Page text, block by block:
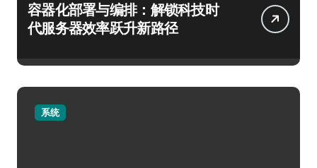
容器化部署与编排：解锁科技时
代服务器效率跃升新路径
系统